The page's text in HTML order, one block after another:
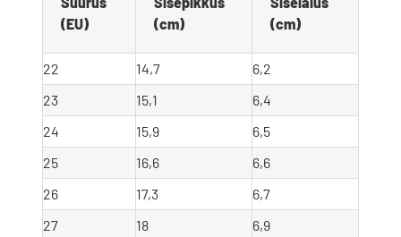
(EU)
(cm)
(cm)
22 14,7
6,2
23
15,1
6,4
24
15,9
6,5
25
16,6
6,6
26
17,3
6,7
27
18
6,9